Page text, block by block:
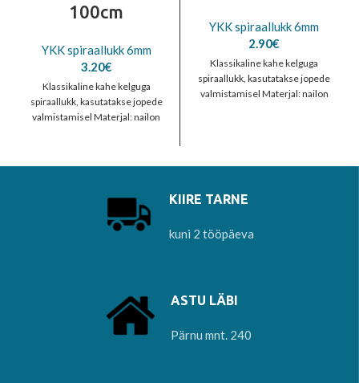
100cm
YKK spiraallukk 6mm
3.20€
Klassikaline kahe kelguga
spiraallukk, kasutatakse jopede
valmistamisel Materjal: nailon
YKK spiraallukk 6mm
2.90€
Klassikaline kahe kelguga
spiraallukk, kasutatakse jopede
valmistamisel Materjal: nailon
KIIRE TARNE
kuni 2 tööpäeva
ASTU LÄBI
Pärnu mnt. 240